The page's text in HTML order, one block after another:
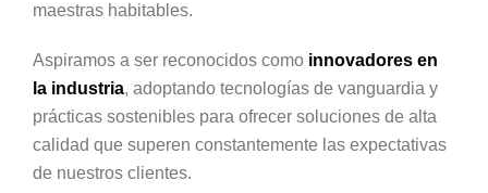
maestras habitables.
Aspiramos a ser reconocidos como innovadores en
la industria, adoptando tecnologías de vanguardia y
prácticas sostenibles para ofrecer soluciones de alta
calidad que superen constantemente las expectativas
de nuestros clientes.